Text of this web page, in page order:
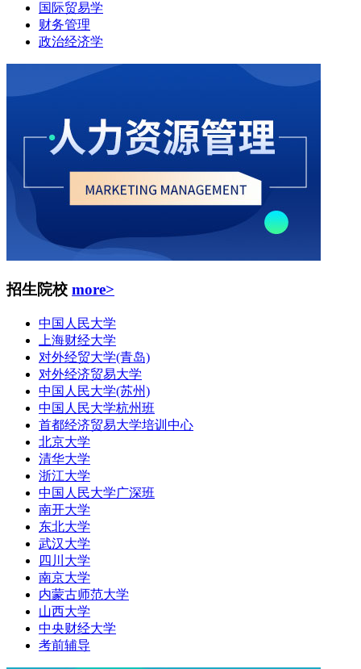
国际贸易学
财务管理
政治经济学
招生院校 more>
中国人民大学
上海财经大学
对外经贸大学(青岛)
对外经济贸易大学
中国人民大学(苏州)
中国人民大学杭州班
首都经济贸易大学培训中心
北京大学
清华大学
浙江大学
中国人民大学广深班
南开大学
东北大学
武汉大学
四川大学
南京大学
内蒙古师范大学
山西大学
中央财经大学
考前辅导